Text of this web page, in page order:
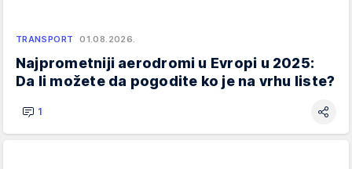
TRANSPORT 01.08.2026.
Najprometniji aerodromi u Evropi u 2025:
Da li možete da pogodite ko je na vrhu liste?
1